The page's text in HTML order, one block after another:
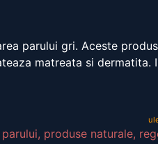
parului gri. Aceste
matreata si dermatita.
, produse naturale,